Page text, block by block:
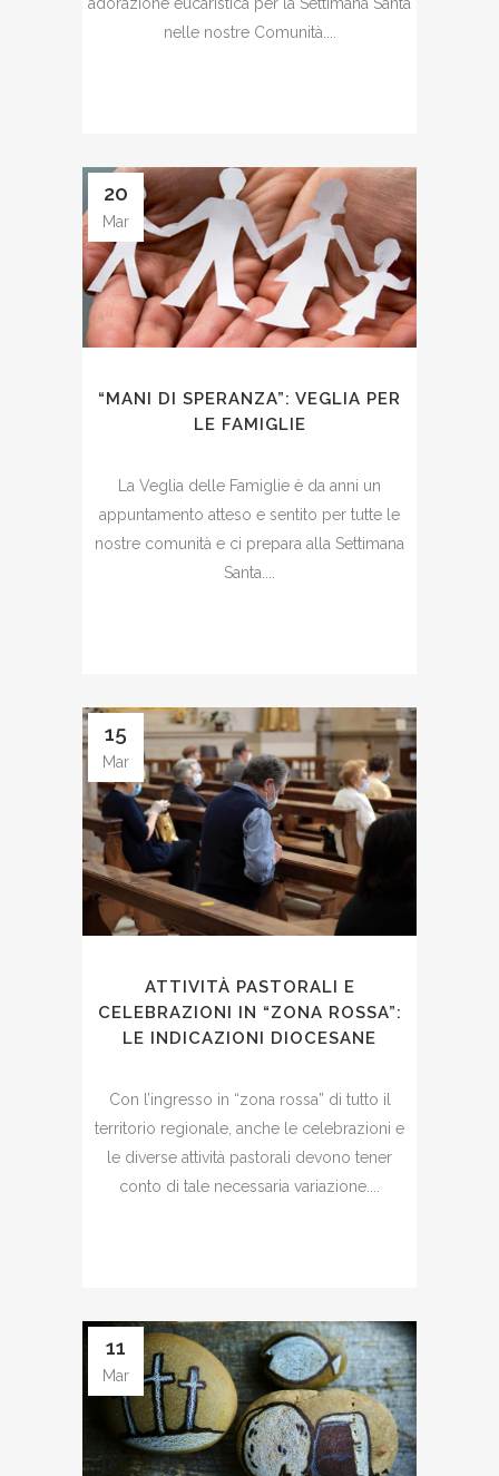
nelle nostre Comunità....
20
Mar
“MANI DI SPERANZA”: VEGLIA PER
LE FAMIGLIE
La Veglia delle Famiglie è da anni un
appuntamento atteso e sentito per tutte le
nostre comunità e ci prepara alla Settimana
Santa....
15
Mar
ATTIVITÀ PASTORALI E
CELEBRAZIONI IN “ZONA ROSSA”:
LE INDICAZIONI DIOCESANE
Con l’ingresso in “zona rossa” di tutto il
territorio regionale, anche le celebrazioni e
le diverse attività pastorali devono tener
conto di tale necessaria variazione....
11
Mar